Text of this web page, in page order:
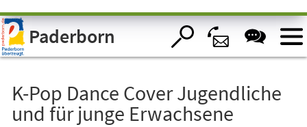
Visuelle
Assistenzsoftware
öffnen.Paderborn
K-Pop Dance Cover Jugendliche
und für junge Erwachsene